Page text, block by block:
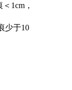
1cm，
少于10